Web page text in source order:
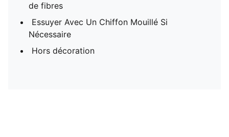
de fibres
Essuyer Avec Un Chiffon Mouillé Si
Nécessaire
Hors décoration